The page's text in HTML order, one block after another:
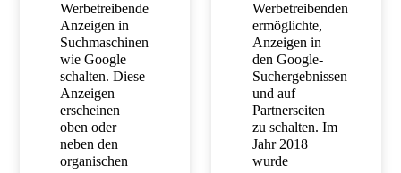
Werbetreibende
Anzeigen in
Suchmaschinen
wie Google
schalten. Diese
Anzeigen
erscheinen
oben oder
neben den
organischen
Werbetreibenden
ermöglichte,
Anzeigen in
den Google-
Suchergebnissen
und auf
Partnerseiten
zu schalten. Im
Jahr 2018
wurde